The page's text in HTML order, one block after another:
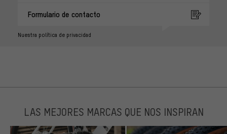
Formulario de contacto
Nuestra política de privacidad
LAS MEJORES MARCAS QUE NOS INSPIRAN